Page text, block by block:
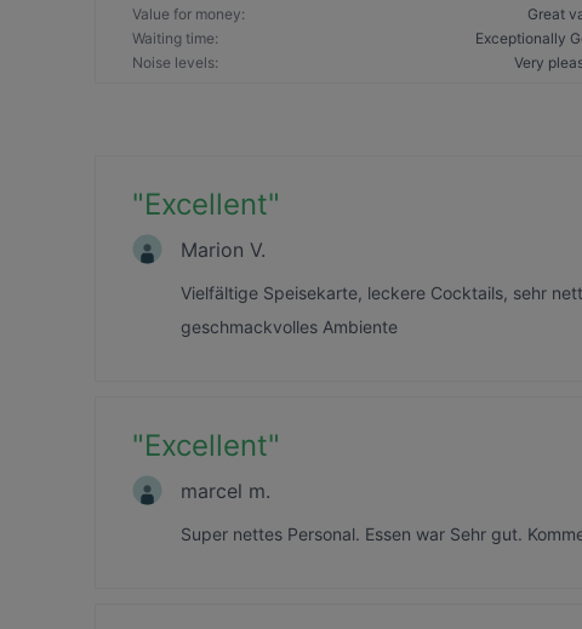
Value for money:
Great
Waiting time:
Exceptionally
Noise levels: Very
"Excellent"
Marion V.
Vielfältige Speisekarte, leckere Cocktails, sehr
geschmackvolles Ambiente
"Excellent"
marcel m.
Super nettes Personal. Essen war Sehr gut.